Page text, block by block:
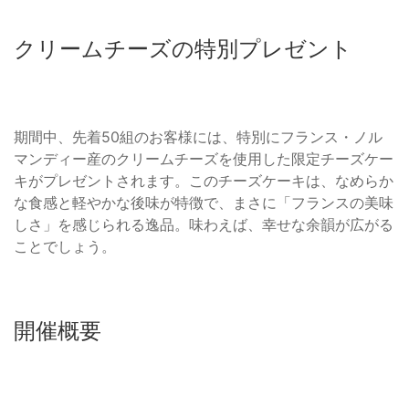
クリームチーズの特別プレゼント
期間中、先着50組のお客様には、特別にフランス・ノル
マンディー産のクリームチーズを使用した限定チーズケー
キがプレゼントされます。このチーズケーキは、なめらか
な食感と軽やかな後味が特徴で、まさに「フランスの美味
しさ」を感じられる逸品。味わえば、幸せな余韻が広がる
ことでしょう。
開催概要